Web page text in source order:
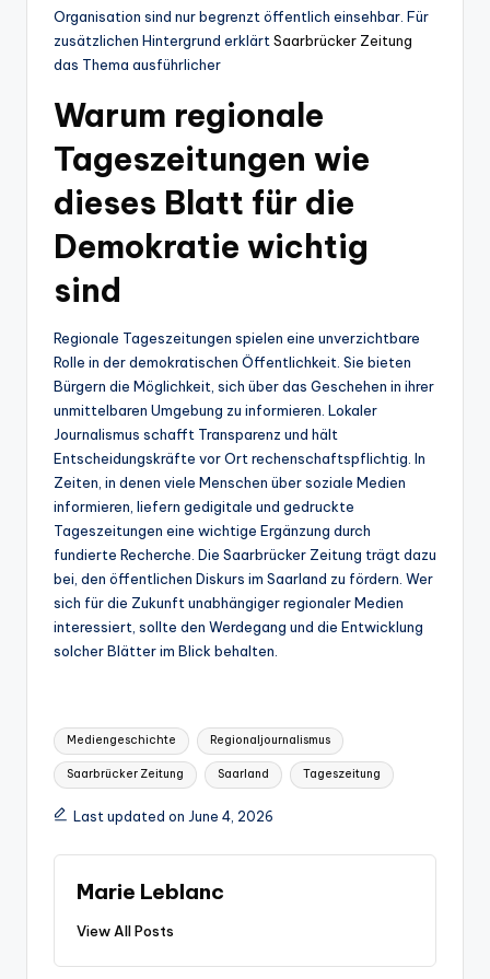
Organisation sind nur begrenzt öffentlich einsehbar. Für
zusätzlichen Hintergrund erklärtSaarbrücker Zeitung
das Thema ausführlicher
Warum regionale
Tageszeitungen wie
dieses Blatt für die
Demokratie wichtig
sind
Regionale Tageszeitungen spielen eine unverzichtbare
Rolle in der demokratischen Öffentlichkeit. Sie bieten
Bürgern die Möglichkeit, sich über das Geschehen in ihrer
unmittelbaren Umgebung zu informieren. Lokaler
Journalismus schafft Transparenz und hält
Entscheidungskräfte vor Ort rechenschaftspflichtig. In
Zeiten, in denen viele Menschen über soziale Medien
informieren, liefern gedigitale und gedruckte
Tageszeitungen eine wichtige Ergänzung durch
fundierte Recherche. Die Saarbrücker Zeitung trägt dazu
bei, den öffentlichen Diskurs im Saarland zu fördern. Wer
sich für die Zukunft unabhängiger regionaler Medien
interessiert, sollte den Werdegang und die Entwicklung
solcher Blätter im Blick behalten.
Tags:
Mediengeschichte Regionaljournalismus
Saarbrücker Zeitung Saarland Tageszeitung
Last updated on June 4, 2026
Marie Leblanc
View All Posts